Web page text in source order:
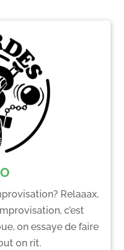
Relaaax,
c’est
on essaye de faire
on rit.